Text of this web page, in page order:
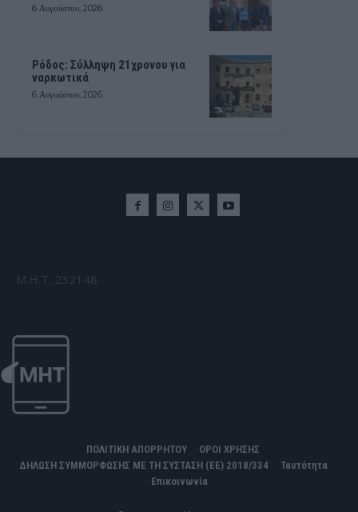
6 Αυγούστου, 2026
Ρόδος: Σύλληψη 21χρονου για
ναρκωτικά
6 Αυγούστου, 2026
Μ.Η.Τ. 232148
ΠΟΛΙΤΙΚΗ ΑΠΟΡΡΗΤΟΥ
ΟΡΟΙ ΧΡΗΣΗΣ
ΔΗΛΩΣΗ ΣΥΜΜΟΡΦΩΣΗΣ ΜΕ ΤΗ ΣΥΣΤΑΣΗ (ΕΕ) 2018/334
Ταυτότητα
Επικοινωνία